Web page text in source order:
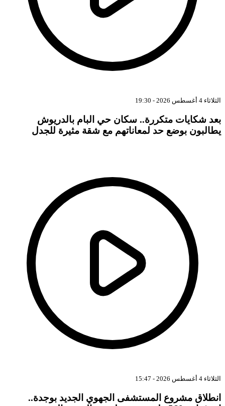
الثلاثاء 4 أغسطس 2026 - 19:30
بعد شكايات متكررة.. سكان حي البام بالدريوش
يطالبون بوضع حد لمعاناتهم مع شقة مثيرة للجدل
الثلاثاء 4 أغسطس 2026 - 15:47
انطلاق مشروع المستشفى الجهوي الجديد بوجدة..